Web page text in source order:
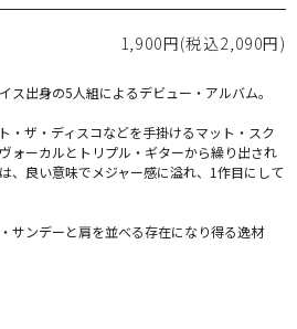
1,900円(税込2,090円)
ス出身の5人組によるデビュー・アルバム。
・ザ・ディスコなどを手掛けるマット・スク
ォーカルとトリプル・ギターから繰り出され
、良い意味でメジャー感に溢れ、1作目にして
サンデーと肩を並べる存在になり得る逸材